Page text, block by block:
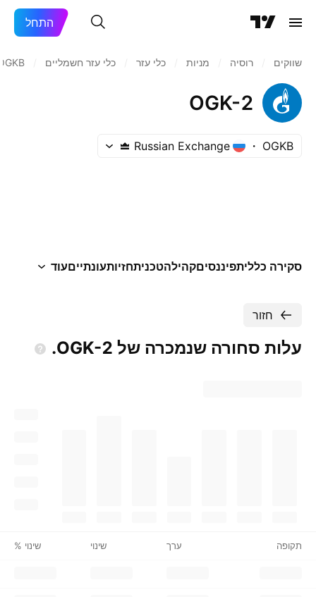
התחל
שווקים רוסיה‏ מניות‏ כלי עזר כלי עזר חשמליים
OGK-2
OGKB
Russian Exchange
סקירה כלליתפיננסיםקהילהטכניתחזיותעונתייםעוד
חזור
עלות סחורה שנמכרה של OGK-2.
תקופה ערך שינוי שינוי %